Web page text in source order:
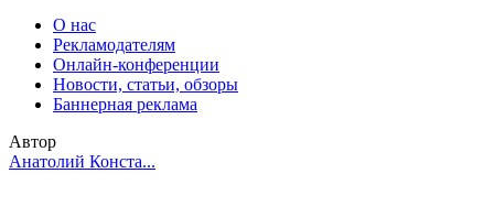
О нас
Рекламодателям
Онлайн-конференции
Новости, статьи, обзоры
Баннерная реклама
Автор
Анатолий Конста...